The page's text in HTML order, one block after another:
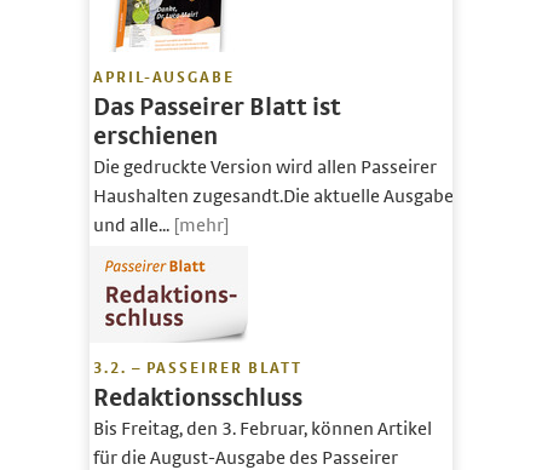
APRIL-AUSGABE
Das Passeirer Blatt ist
erschienen
Die gedruckte Version wird allen Passeirer
Haushalten zugesandt.Die aktuelle Ausgabe
und alle... [mehr]
3.2. – PASSEIRER BLATT
Redaktionsschluss
Bis Freitag, den 3. Februar, können Artikel
für die August-Ausgabe des Passeirer